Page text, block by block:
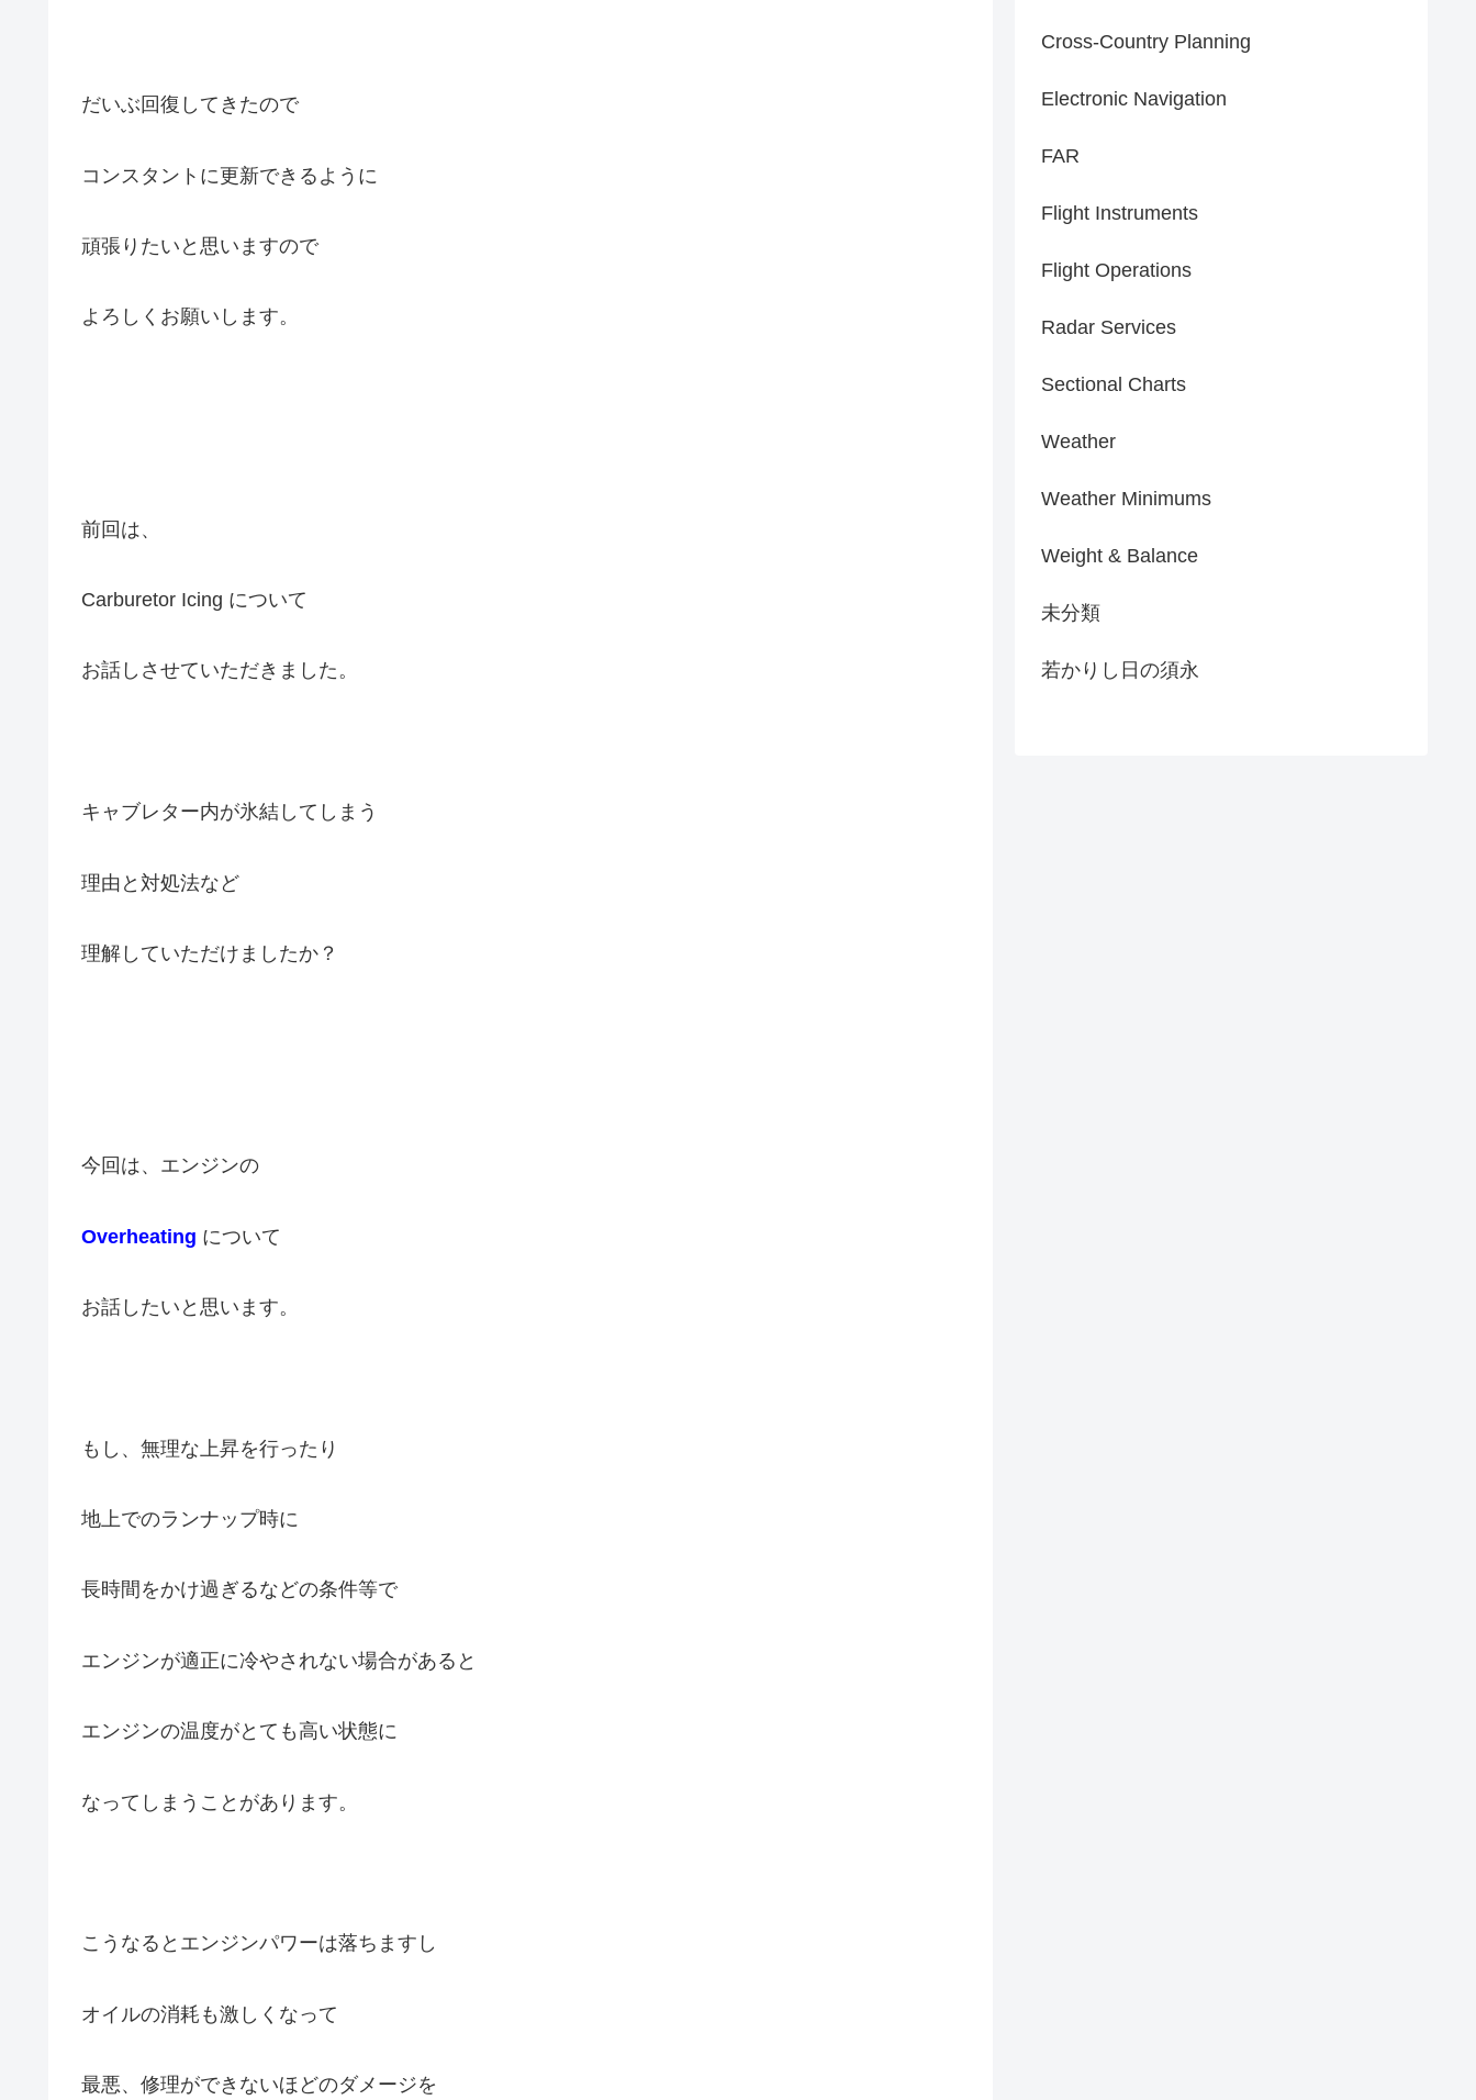
だいぶ回復してきたので
コンスタントに更新できるように
頑張りたいと思いますので
よろしくお願いします。
前回は、
Carburetor Icing について
お話しさせていただきました。
キャブレター内が氷結してしまう
理由と対処法など
理解していただけましたか？
今回は、エンジンの
Overheating について
お話したいと思います。
もし、無理な上昇を行ったり
地上でのランナップ時に
長時間をかけ過ぎるなどの条件等で
エンジンが適正に冷やされない場合があると
エンジンの温度がとても高い状態に
なってしまうことがあります。
こうなるとエンジンパワーは落ちますし
オイルの消耗も激しくなって
最悪、修理ができないほどのダメージを
Cross-Country Planning
Electronic Navigation
FAR
Flight Instruments
Flight Operations
Radar Services
Sectional Charts
Weather
Weather Minimums
Weight & Balance
未分類
若かりし日の須永